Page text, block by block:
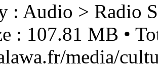
: Audio > Radio
: 107.81 MB •
media/